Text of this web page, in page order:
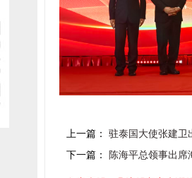
上一篇： 驻泰国大使张建卫
下一篇：
陈海平总领事出